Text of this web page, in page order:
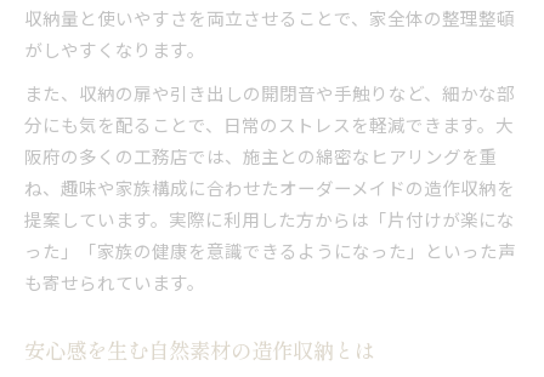
収納量と使いやすさを両立させることで、家全体の整理整頓
がしやすくなります。
また、収納の扉や引き出しの開閉音や手触りなど、細かな部
分にも気を配ることで、日常のストレスを軽減できます。大
阪府の多くの工務店では、施主との綿密なヒアリングを重
ね、趣味や家族構成に合わせたオーダーメイドの造作収納を
提案しています。実際に利用した方からは「片付けが楽にな
った」「家族の健康を意識できるようになった」といった声
も寄せられています。
安心感を生む自然素材の造作収納とは